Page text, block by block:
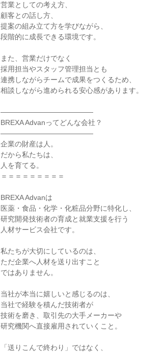
営業としての考え方、
顧客との話し方、
提案の組み立て方を学びながら、
段階的に成長できる環境です。
また、営業だけでなく
採用担当やスタッフ管理担当とも
連携しながらチームで成果をつくるため、
相談しながら進められる安心感があります。
―――――――――――――
BREXA Advanってどんな会社？
―――――――――――――
企業の財産は人。
だから私たちは、
人を育てる。
＝＝＝＝＝＝＝＝＝
BREXA Advanは
医薬・食品・化学・化粧品分野に特化し、
研究開発技術者の育成と就業支援を行う
人材サービス会社です。
私たちが大切にしているのは、
ただ企業へ人材を送り出すこと
ではありません。
当社が本当に嬉しいと感じるのは、
当社で経験を積んだ技術者が
技術を磨き、取引先の大手メーカーや
研究機関へ直接雇用されていくこと。
「送りこんで終わり」ではなく、